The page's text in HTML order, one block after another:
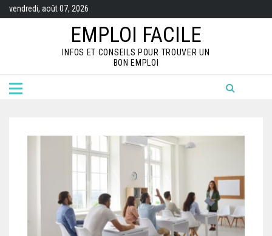
vendredi, août 07, 2026
EMPLOI FACILE
INFOS ET CONSEILS POUR TROUVER UN
BON EMPLOI